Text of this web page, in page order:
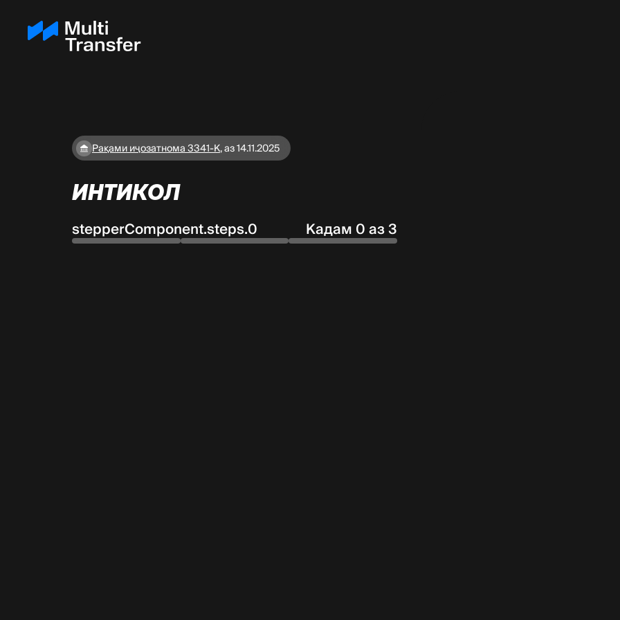
Рақами иҷозатнома 3341-K,аз 14.11.2025
ИНТИКОЛ
stepperComponent.steps.0 Кадам 0 аз 3